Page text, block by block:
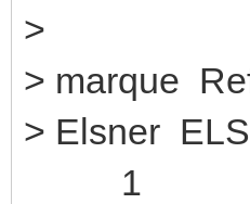
>
> marque
> Elsner
1